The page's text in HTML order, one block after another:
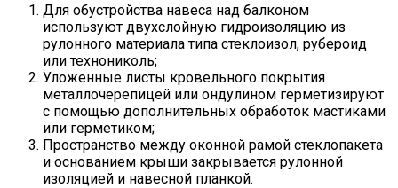
Для обустройства навеса над балконом
используют двухслойную гидроизоляцию из
рулонного материала типа стеклоизол, рубероид
или технониколь;
Уложенные листы кровельного покрытия
металлочерепицей или ондулином герметизируют
с помощью дополнительных обработок мастиками
или герметиком;
Пространство между оконной рамой стеклопакета
и основанием крыши закрывается рулонной
изоляцией и навесной планкой.